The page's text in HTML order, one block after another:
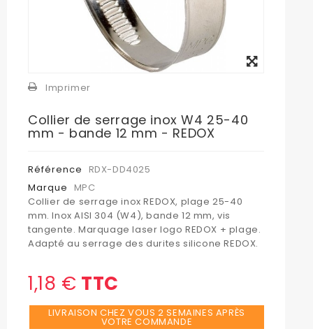
Imprimer
Collier de serrage inox W4 25-40
mm - bande 12 mm - REDOX
Référence
RDX-DD4025
Marque
MPC
Collier de serrage inox REDOX, plage 25-40
mm. Inox AISI 304 (W4), bande 12 mm, vis
tangente. Marquage laser logo REDOX + plage.
Adapté au serrage des durites silicone REDOX.
1,18 € TTC
LIVRAISON CHEZ VOUS 2 SEMAINES APRÈS
VOTRE COMMANDE